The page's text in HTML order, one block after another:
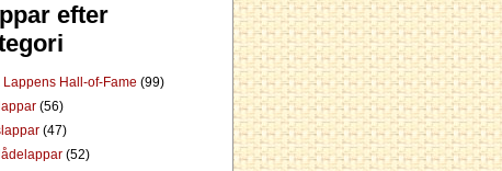
efter
Lappens Hall-of-Fame (99)
(56)
(47)
(52)